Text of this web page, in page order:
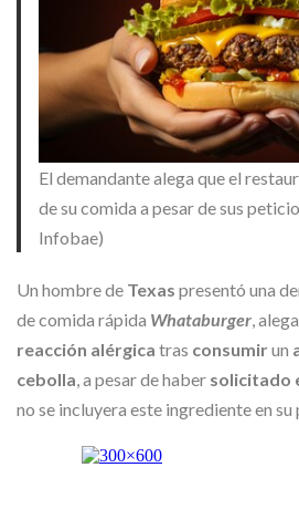
El demandante alega que el
de su comida a pesar de sus
Infobae)
Un hombre de Texas presentó una
de comida rápida Whataburger,
reacción alérgica tras consumirun
cebolla, a pesar de haber solicitado
no se incluyera este ingrediente en su